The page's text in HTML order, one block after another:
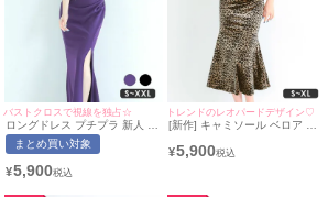
バストクロスで視線を独占☆
ロングドレス プチプラ 新人 タ
イト スリット セクシー ラウ
ンジ ノースリーブ 谷間 スナッ
ャバドレス
まとめ買い対象
¥5,900
トレンドのレオパードデザイン♡
[新作] キャミソール ベロア シ
メイド ドレス (みのり着
用/S~XLサイズ対応) |
¥5,900